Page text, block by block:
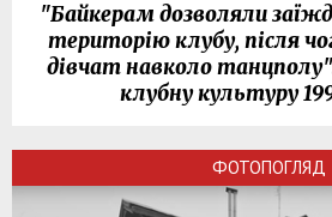
"Байкерам дозволяли
територію клубу, після
дівчат навколо
клубну культуру
ФОТОПОГЛЯД